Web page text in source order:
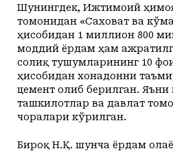
Шунингдек, Ижтимоий
томонидан «Саховат ва
ҳисобидан 1 миллион 800
моддий ёрдам ҳам
солиқ тушумларининг 10
ҳисобидан хонадонни
цемент олиб берилган. Яъни
ташкилотлар ва давлат
чоралари кўрилган.
Бироқ Н.Қ. шунча ёрдам